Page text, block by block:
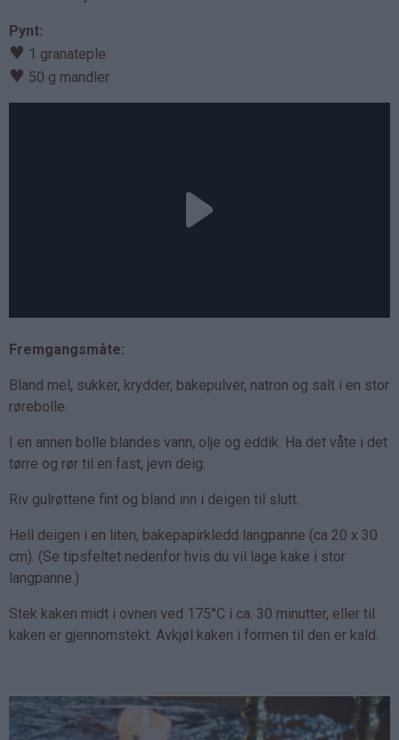
Pynt:
♥ 1 granateple
♥ 50 g mandler
Fremgangsmåte:
Bland mel, sukker, krydder, bakepulver, natron og salt i en stor
rørebolle.
I en annen bolle blandes vann, olje og eddik. Ha det våte i det
tørre og rør til en fast, jevn deig.
Riv gulrøttene fint og bland inn i deigen til slutt.
Hell deigen i en liten, bakepapirkledd langpanne (ca 20 x 30
cm). (Se tipsfeltet nedenfor hvis du vil lage kake i stor
langpanne.)
Stek kaken midt i ovnen ved 175°C i ca. 30 minutter, eller til
kaken er gjennomstekt. Avkjøl kaken i formen til den er kald.